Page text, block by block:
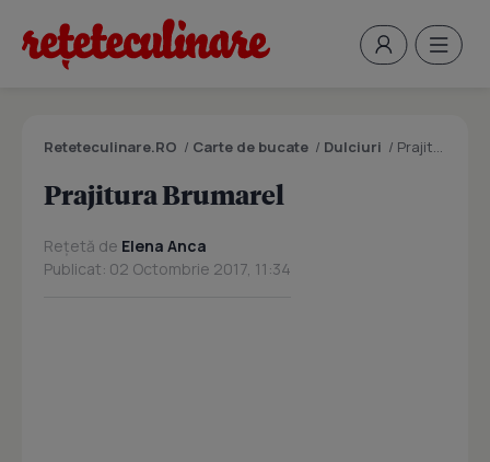
Reteteculinare.RO / Carte de bucate / Dulciuri / Prajitura Brumarel
Prajitura Brumarel
Rețetă de Elena Anca
Publicat: 02 Octombrie 2017, 11:34